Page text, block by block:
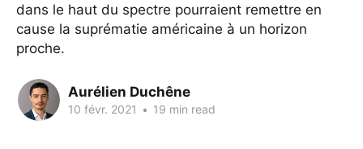
dans le haut du spectre pourraient remettre en
cause la suprématie américaine à un horizon
proche.
Aurélien Duchêne
10 févr. 2021 • 19 min read